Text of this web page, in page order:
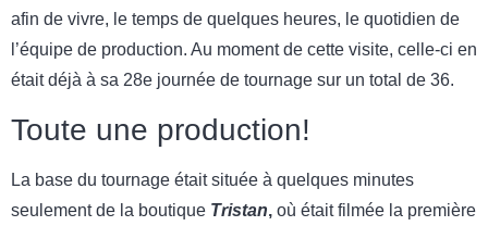
afin de vivre, le temps de quelques heures, le quotidien de
l’équipe de production. Au moment de cette visite, celle-ci en
était déjà à sa 28e journée de tournage sur un total de 36.
Toute une production!
La base du tournage était située à quelques minutes
seulement de la boutique Tristan, où était filmée la première